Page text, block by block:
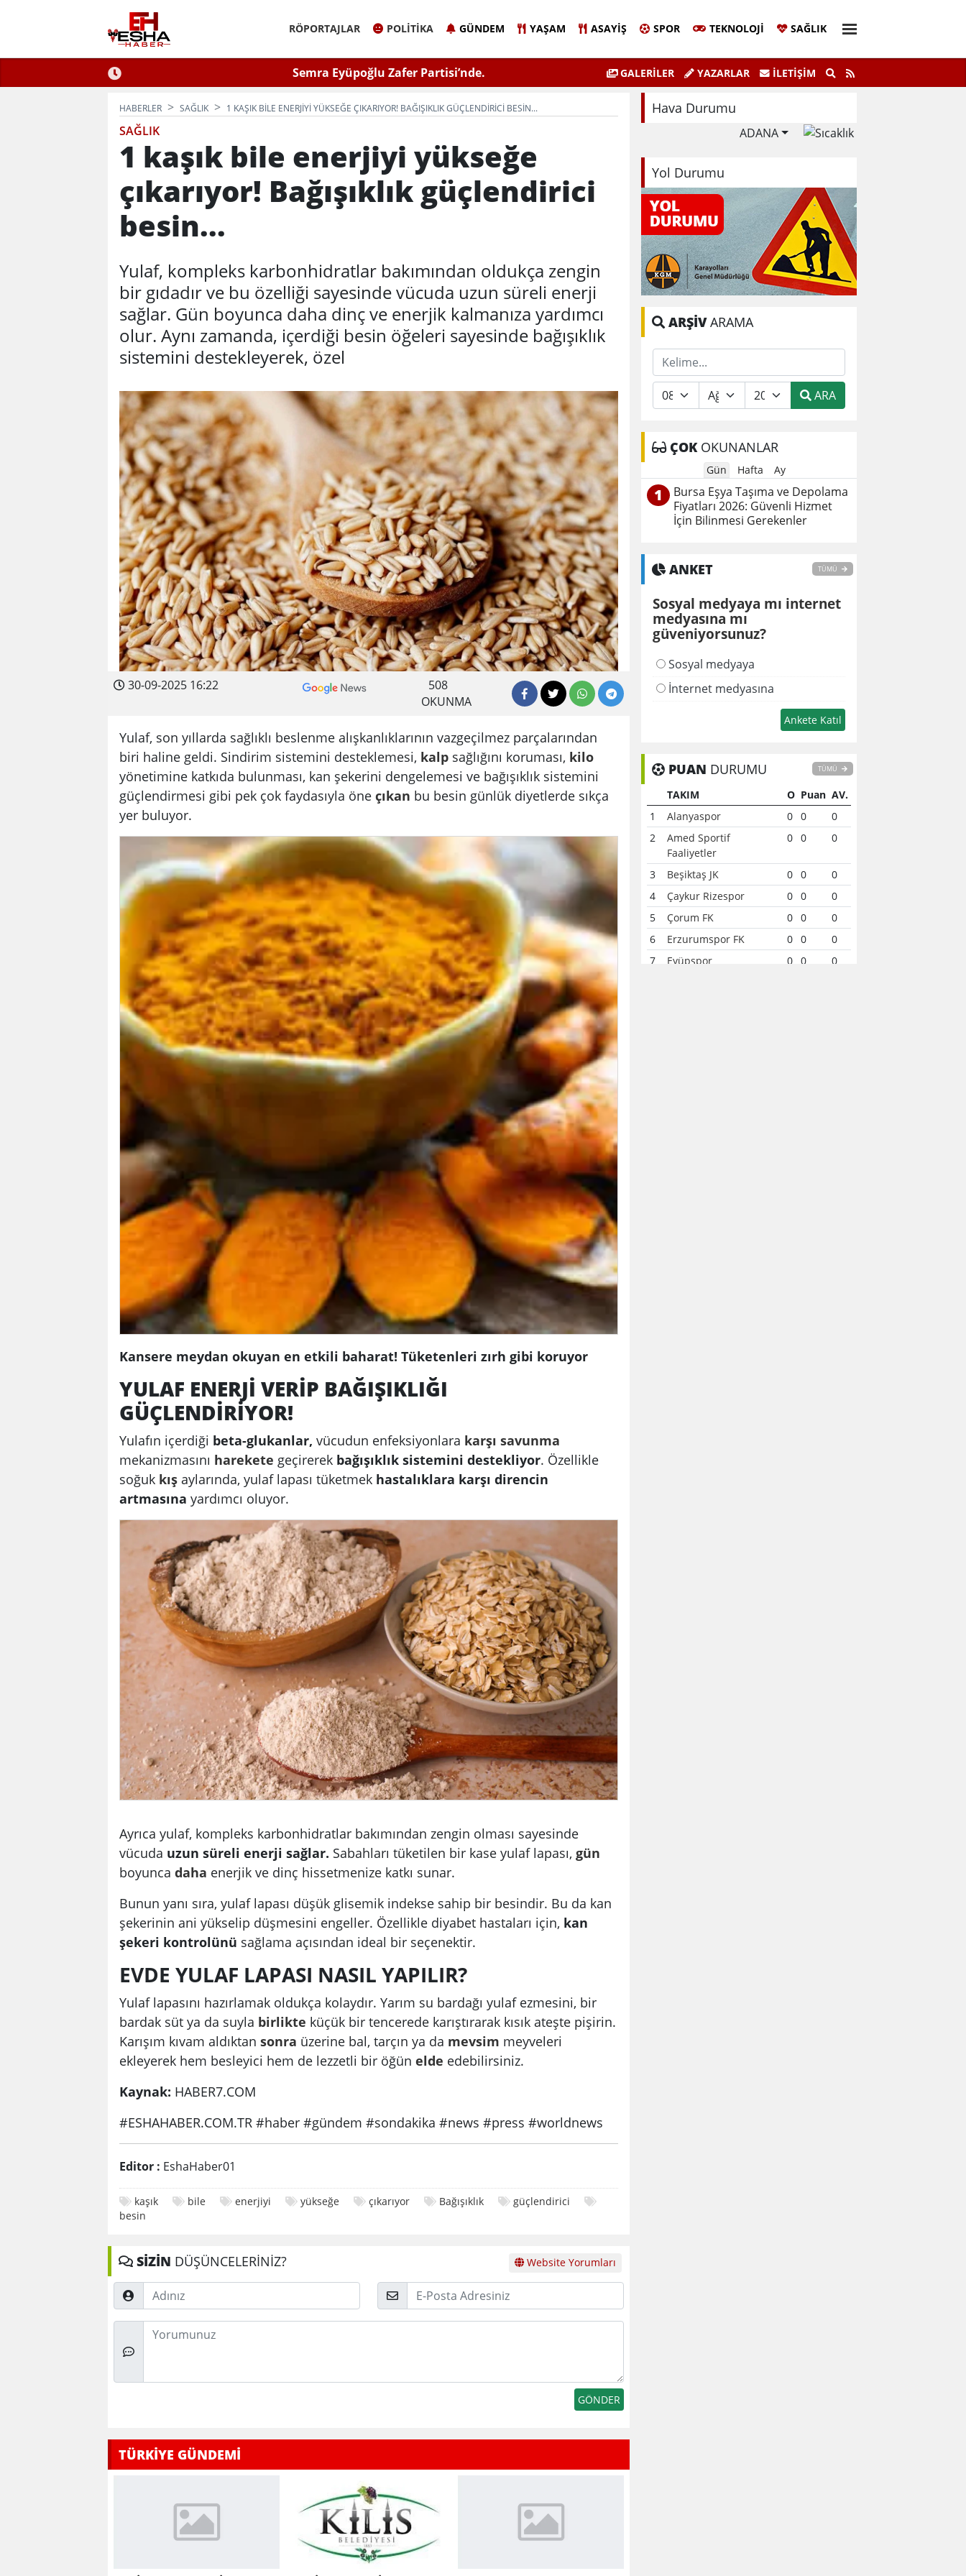
RÖPORTAJLAR POLITIKA GÜNDEM YAŞAM ASAYIŞ SPOR TEKNOLOJI SAĞLIK
Güvenli Hizmet
Bilinmesi Gerekenler
Semra Eyüpoğlu Zafer Partisi’nde.
ÇEVSADER Eskişehir İl Başkanı Sinem Eltin'den Hayati Uyarı
Kulaktan Dolma Bilgiyle İlaçlama Ölüm Getirir
GALERİLER YAZARLAR İLETIŞIM
HABERLER SAĞLIK 1 KAŞIK BILE ENERJIYI YÜKSEĞE ÇIKARIYOR! BAĞIŞIKLIK GÜÇLENDIRICI BESIN...
SAĞLIK
1 kaşık bile enerjiyi yükseğe
çıkarıyor! Bağışıklık güçlendirici
besin...
Yulaf, kompleks karbonhidratlar bakımından oldukça zengin
bir gıdadır ve bu özelliği sayesinde vücuda uzun süreli enerji
sağlar. Gün boyunca daha dinç ve enerjik kalmanıza yardımcı
olur. Aynı zamanda, içerdiği besin öğeleri sayesinde bağışıklık
sistemini destekleyerek, özel
30-09-2025 16:22
508
OKUNMA
Yulaf, son yıllarda sağlıklı beslenme alışkanlıklarının vazgeçilmez parçalarından
biri haline geldi. Sindirim sistemini desteklemesi, kalp sağlığını koruması, kilo
yönetimine katkıda bulunması, kan şekerini dengelemesi ve bağışıklık sistemini
güçlendirmesi gibi pek çok faydasıyla öne çıkan bu besin günlük diyetlerde sıkça
yer buluyor.
Kansere meydan okuyan en etkili baharat! Tüketenleri zırh gibi koruyor
YULAF ENERJİ VERİP BAĞIŞIKLIĞI
GÜÇLENDİRİYOR!
Yulafın içerdiği beta-glukanlar, vücudun enfeksiyonlara karşı savunma
mekanizmasını harekete geçirerek bağışıklık sistemini destekliyor. Özellikle
soğuk kış aylarında, yulaf lapası tüketmek hastalıklara karşı direncin
artmasına yardımcı oluyor.
Ayrıca yulaf, kompleks karbonhidratlar bakımından zengin olması sayesinde
vücuda uzun süreli enerji sağlar. Sabahları tüketilen bir kase yulaf lapası, gün
boyunca daha enerjik ve dinç hissetmenize katkı sunar.
Bunun yanı sıra, yulaf lapası düşük glisemik indekse sahip bir besindir. Bu da kan
şekerinin ani yükselip düşmesini engeller. Özellikle diyabet hastaları için, kan
şekeri kontrolünü sağlama açısından ideal bir seçenektir.
EVDE YULAF LAPASI NASIL YAPILIR?
Yulaf lapasını hazırlamak oldukça kolaydır. Yarım su bardağı yulaf ezmesini, bir
bardak süt ya da suyla birlikte küçük bir tencerede karıştırarak kısık ateşte pişirin.
Karışım kıvam aldıktan sonra üzerine bal, tarçın ya da mevsim meyveleri
ekleyerek hem besleyici hem de lezzetli bir öğün elde edebilirsiniz.
Kaynak: HABER7.COM
#ESHAHABER.COM.TR #haber #gündem #sondakika #news #press #worldnews
Editor : EshaHaber01
kaşık bile enerjiyi yükseğe çıkarıyor Bağışıklık
güçlendirici
besin
SİZİN DÜŞÜNCELERİNİZ? Website Yorumları
Adınız
Posta
Düşünceleriniz
TÜRKİYE GÜNDEMİ
Hava Durumu
ADANA
Yol Durumu
ARŞİVARAMA
ARA
ÇOKOKUNANLAR
Gün Hafta Ay
1
Bursa Eşya Taşıma ve Depolama
Fiyatları 2026: Güvenli Hizmet
İçin Bilinmesi Gerekenler
ANKET TÜMÜ
Sosyal medyaya mı internet
medyasına mı
güveniyorsunuz?
Sosyal medyaya
İnternet medyasına
PUAN DURUMU TÜMÜ
TAKIM O Puan AV.
1
Alanyaspor 0 0
0
2
Amed Sportif
Faaliyetler
0 0 0
3 Beşiktaş JK 0 0
0
4
Çaykur Rizespor 0 0
0
5
Çorum FK 0 0
0
6
Erzurumspor FK 0 0
0
7
Eyüpspor 0 0
0